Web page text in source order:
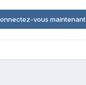
vous maintenant